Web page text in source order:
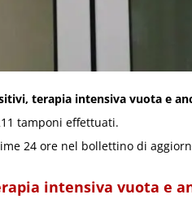
terapia intensiva vuota e
tamponi effettuati.
24 ore nel bollettino di
intensiva vuota e